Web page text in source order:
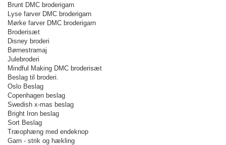
Brunt DMC broderigarn
Lyse farver DMC broderigarn
Mørke farver DMC broderigarn
Broderisæt
Disney broderi
Børnestramaj
Julebroderi
Mindful Making DMC broderisæt
Beslag til broderi.
Oslo Beslag
Copenhagen beslag
Swedish x-mas beslag
Bright Iron beslag
Sort Beslag
Træophæng med endeknop
Garn - strik og hækling